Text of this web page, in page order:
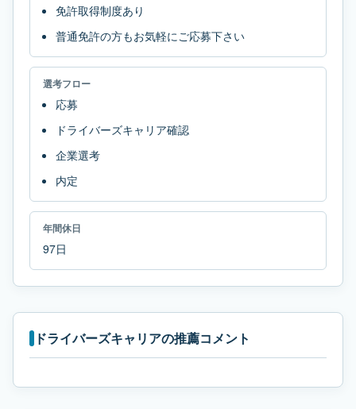
免許取得制度あり
普通免許の方もお気軽にご応募下さい
選考フロー
応募
ドライバーズキャリア確認
企業選考
内定
年間休日
97日
ドライバーズキャリアの推薦コメント